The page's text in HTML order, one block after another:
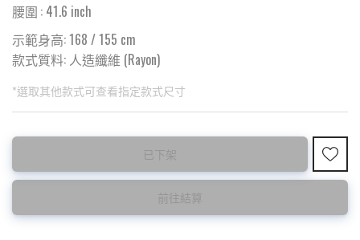
腰圍 : 41.6 inch
示範身高: 168 / 155 cm
款式質料: 人造纖維 (Rayon)
*選取其他款式可查看指定款式尺寸
此為預購品
預購10~15天到貨 ⚠️
此為減價貨品
特價品不設退換，購買前請先確認所列出的尺碼是否合適。
已下架
前往結算